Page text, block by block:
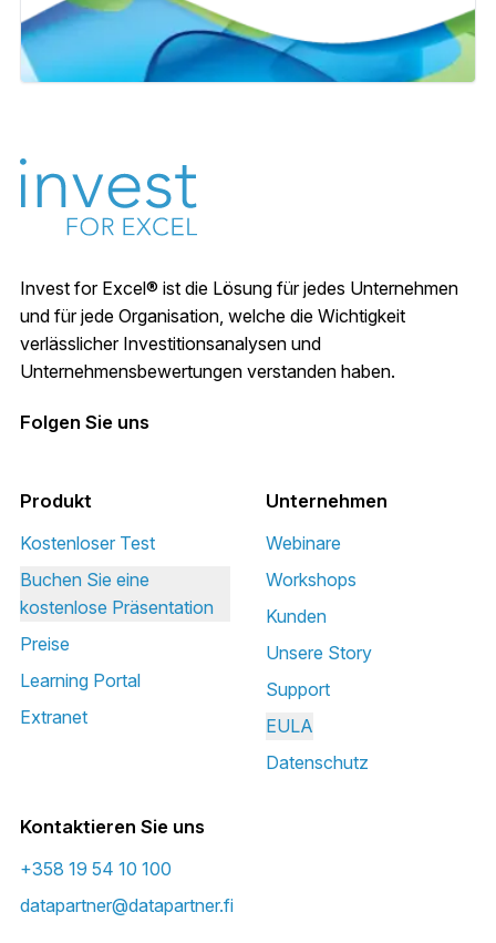
Invest for Excel® ist die Lösung für jedes Unternehmen
und für jede Organisation, welche die Wichtigkeit
verlässlicher Investitionsanalysen und
Unternehmensbewertungen verstanden haben.
Folgen Sie uns
Produkt
Kostenloser Test
Buchen Sie eine
kostenlose Präsentation
Preise
Learning Portal
Extranet
Unternehmen
Webinare
Workshops
Kunden
Unsere Story
Support
EULA
Datenschutz
Kontaktieren Sie uns
+358 19 54 10 100
datapartner@datapartner.fi